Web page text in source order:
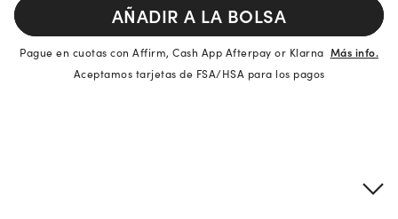
AÑADIR A LA BOLSA
Pague en cuotas con Affirm, Cash App Afterpay or Klarna Más info.
Aceptamos tarjetas de FSA/HSA para los pagos